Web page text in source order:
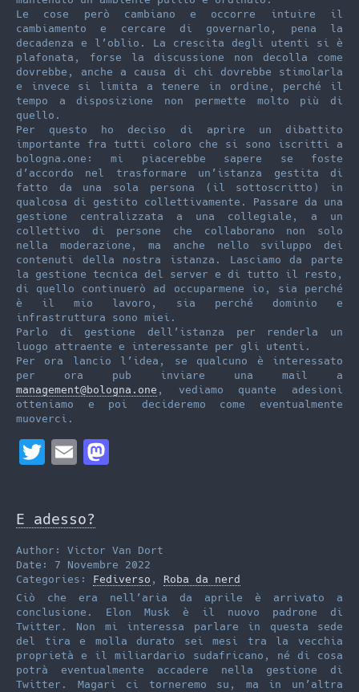
Le cose però cambiano e occorre intuire il
cambiamento e cercare di governarlo, pena la
decadenza e l’oblio. La crescita degli utenti si è
plafonata, forse la discussione non decolla come
dovrebbe, anche a causa di chi dovrebbe stimolarla
e invece si limita a tenere in ordine, perché il
tempo a disposizione non permette molto più di
quello.
Per questo ho deciso di aprire un dibattito
importante fra tutti coloro che si sono iscritti a
bologna.one: mi piacerebbe sapere se foste
d’accordo nel trasformare un’istanza gestita di
fatto da una sola persona (il sottoscritto) in
qualcosa di gestito collettivamente. Passare da una
gestione centralizzata a una collegiale, a un
collettivo di persone che collaborano non solo
nella moderazione, ma anche nello sviluppo dei
contenuti della nostra istanza. Lasciamo da parte
la gestione tecnica del server e di tutto il resto,
di quello continuerò ad occuparmene io, sia perché
è il mio lavoro, sia perché dominio e
infrastruttura sono miei.
Parlo di gestione dell’istanza per renderla un
luogo attraente e interessante per gli utenti.
Per ora lancio l’idea, se qualcuno è interessato
per ora pub inviare una mail a
management@bologna.one , vediamo quante adesioni
otteniamo e poi decideremo come eventualmente
muoverci.
T
t
t
e
r
E
i
l o
d
o
n
E adesso?
Author: Victor Van Dort
Date: 7 Novembre 2022
Categories: Fediverso , Roba da nerd
Ciò che era nell’aria da aprile è arrivato a
conclusione. Elon Musk è il nuovo padrone di
Twitter. Non mi interessa parlare in questa sede
del tira e molla durato sei mesi tra la vecchia
proprietà e il miliardario sudafricano, né di cosa
potrà eventualmente accadere nella gestione di
Twitter. Magari ci torneremo su, ma in un’altra